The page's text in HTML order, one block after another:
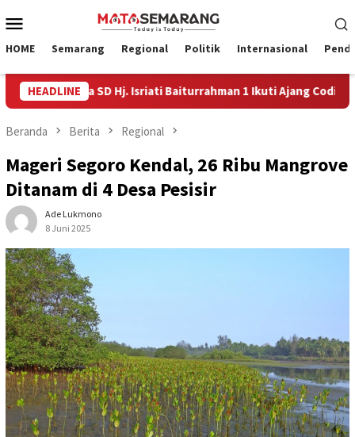
ke
Mobile
HOME Semarang Regional Politik Internasional
HEADLINE
SD Hj. Isriati Baiturrahman 1 Ikuti Ajang Coding
Beranda Berita Regional
Mageri Segoro Kendal, 26 Ribu Mangrove
Ditanam di 4 Desa Pesisir
Ade Lukmono
8 Juni 2025